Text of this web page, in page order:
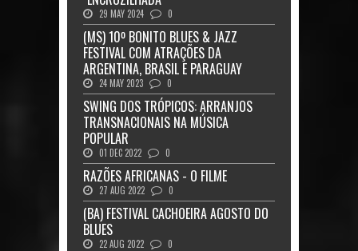
29 MAY 2024 0
(MS) 10º BONITO BLUES & JAZZ
FESTIVAL COM ATRAÇÕES DA
ARGENTINA, BRASIL E PARAGUAY
24 MAY 2023 0
SWING DOS TRÓPICOS: ARRANJOS
TRANSNACIONAIS NA MÚSICA
POPULAR
01 DEC 2022 0
RAZÕES AFRICANAS - O FILME
27 AUG 2022 0
(BA) FESTIVAL CACHOEIRA AGOSTO DO
BLUES
22 AUG 2022 0